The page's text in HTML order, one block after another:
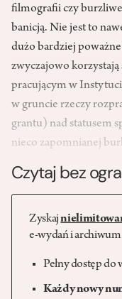
filmografii czy
banicją. Nie jest to
dużo bardziej
zwyczajowo
pracującym w
w gruncie rzeczy
grantu) nad statusem
nieco zapomnianej
Czytaj bez
Zyskaj
e-wydań i archiwum
Pełny dostęp do
Każdy nowy